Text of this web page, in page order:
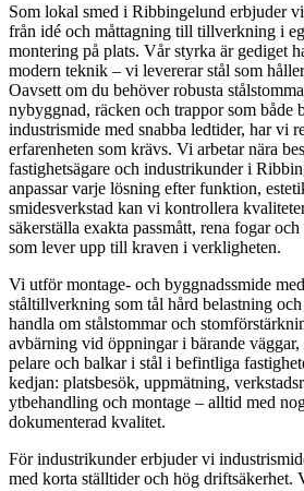
Som lokal smed i Ribbingelund erbjuder
från idé och måttagning till tillverkning i
montering på plats. Vår styrka är gediget
modern teknik – vi levererar stål som
Oavsett om du behöver robusta
nybyggnad, räcken och trappor som både
industrismide med snabba ledtider, har vi
erfarenheten som krävs. Vi arbetar nära
fastighetsägare och industrikunder i
anpassar varje lösning efter funktion,
smidesverkstad kan vi kontrollera
säkerställa exakta passmått, rena fogar
som lever upp till kraven i verkligheten.
Vi utför montage- och byggnadssmide
ståltillverkning som tål hård belastning
handla om stålstommar och
avbärning vid öppningar i bärande
pelare och balkar i stål i befintliga
kedjan: platsbesök, uppmätning,
ytbehandling och montage – alltid med
dokumenterad kvalitet.
För industrikunder erbjuder vi
med korta ställtider och hög driftsäkerhet.